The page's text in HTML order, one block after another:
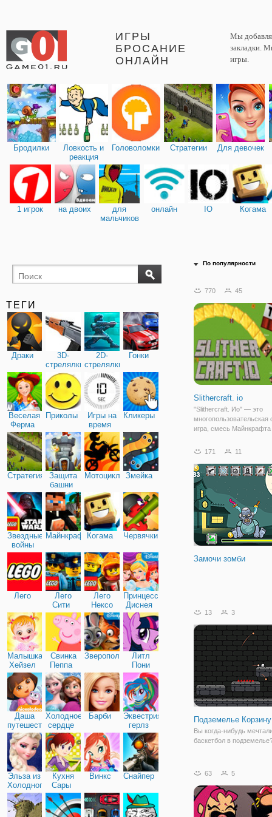
ИГРЫ
БРОСАНИЕ
ОНЛАЙН
Мы
закладки.
игры.
Бродилки
Ловкость и
реакция
Головоломки Стратегии Для девочек
1 игрок на двоих
для
мальчиков
онлайн IO Когама
ТЕГИ
Драки
3D-
стрелялки
2D-
стрелялки
Гонки
Веселая
Ферма
Приколы
Игры на
время
Кликеры
Стратегия
Защита
башни
МотоциклыЗмейка
Звездные
войны
МайнкрафтКогама Червячки
Лего
Лего
Сити
Лего
Нексо
Найтс
Принцессы
Диснея
Малышка
Хейзел
Свинка
Пеппа
Зверополис
Литл
Пони
Дружба
Даша
путешественница
Холодное
сердце
Барби
Эквестрия
герлз
Эльза из
Холодного
сердца
Кухня
Сары
Винкс Снайпер
По популярности
770 45
Slithercraft. io
"Slithercraft. Ио" — это
многопользовательская
игра, смесь Майнкрафта
гремучая смесь
как начать игру вам
ник и выбрать скин
171 11
Замочи зомби
13 3
Подземелье Корзину
Вы когда-нибудь
баскетбол в
63 5